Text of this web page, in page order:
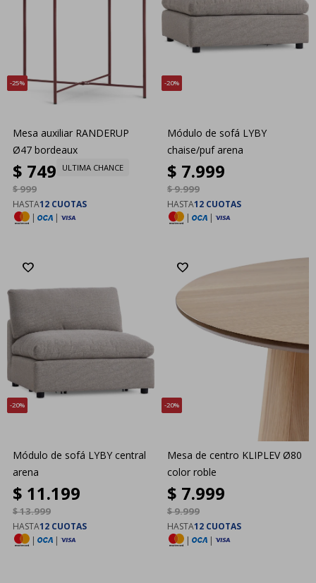
25
Mesa auxiliar RANDERUP
Ø47 bordeaux
$ 749
$999
ULTIMA CHANCE
HASTA12 CUOTAS
|
|
20
Módulo de sofá LYBY
chaise/puf arena
$ 7.999
$9.999
HASTA12 CUOTAS
|
|
20
Módulo de sofá LYBY central
arena
$ 11.199
$13.999
HASTA12 CUOTAS
|
|
20
Mesa de centro KLIPLEV Ø80
color roble
$ 7.999
$9.999
HASTA12 CUOTAS
|
|